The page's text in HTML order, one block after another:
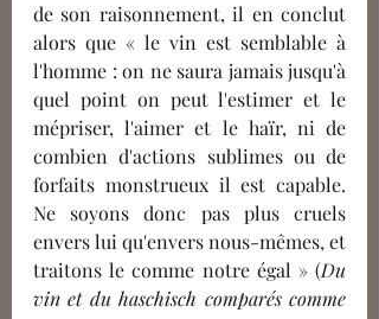
de son raisonnement, il en conclut
alors que « le vin est semblable à
l'homme : on ne saura jamais jusqu'à
quel point on peut l'estimer et le
mépriser, l'aimer et le haïr, ni de
combien d'actions sublimes ou de
forfaits monstrueux il est capable.
Ne soyons donc pas plus cruels
envers lui qu'envers nous-mêmes, et
traitons le comme notre égal » (Du
vin et du haschisch comparés comme